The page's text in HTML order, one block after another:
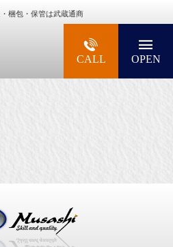
梱包・保管は武蔵通商
機械・美術品・高級楽器の梱包・輸送
CALL OPEN